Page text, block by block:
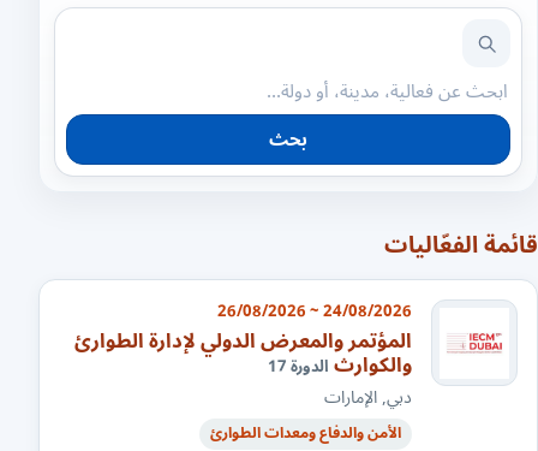
بحث
قائمة الفعّاليات
24/08/2026 ~ 26/08/2026
المؤتمر والمعرض الدولي لإدارة الطوارئ
والكوارثالدورة 17
دبي, الإمارات
الأمن والدفاع ومعدات الطوارئ